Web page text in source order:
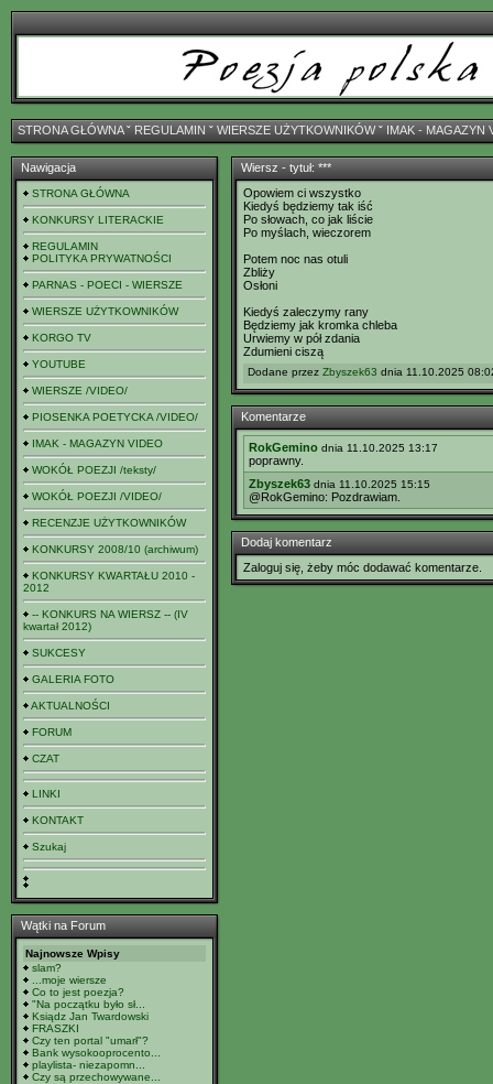
STRONA GŁÓWNAˇ REGULAMIN ˇ WIERSZE UŻYTKOWNIKÓWˇ IMAK - MAGAZYN
Nawigacja
STRONA GŁÓWNA
KONKURSY LITERACKIE
REGULAMIN
POLITYKA PRYWATNOŚCI
PARNAS - POECI - WIERSZE
WIERSZE UŻYTKOWNIKÓW
KORGO TV
YOUTUBE
WIERSZE /VIDEO/
PIOSENKA POETYCKA /VIDEO/
IMAK - MAGAZYN VIDEO
WOKÓŁ POEZJI /teksty/
WOKÓŁ POEZJI /VIDEO/
RECENZJE UŻYTKOWNIKÓW
KONKURSY 2008/10 (archiwum)
KONKURSY KWARTAŁU 2010 -
2012
-- KONKURS NA WIERSZ -- (IV
kwartał 2012)
SUKCESY
GALERIA FOTO
AKTUALNOŚCI
FORUM
CZAT
LINKI
KONTAKT
Szukaj
Wątki na Forum
Najnowsze Wpisy
slam?
...moje wiersze
Co to jest poezja?
"Na początku było sł...
Ksiądz Jan Twardowski
FRASZKI
Czy ten portal "umarł"?
Bank wysokooprocento...
playlista- niezapomn...
Czy są przechowywane...
Wiersz - tytuł: ***
Opowiem ci wszystko
Kiedyś będziemy tak iść
Po słowach, co jak liście
Po myślach, wieczorem
Potem noc nas otuli
Zbliży
Osłoni
Kiedyś zaleczymy rany
Będziemy jak kromka chleba
Urwiemy w pół zdania
Zdumieni ciszą
Dodane przez Zbyszek63 dnia 11.10.2025
Komentarze
RokGemino dnia 11.10.2025 13:17
poprawny.
Zbyszek63 dnia 11.10.2025 15:15
@RokGemino: Pozdrawiam.
Dodaj komentarz
Zaloguj się, żeby móc dodawać komentarze.